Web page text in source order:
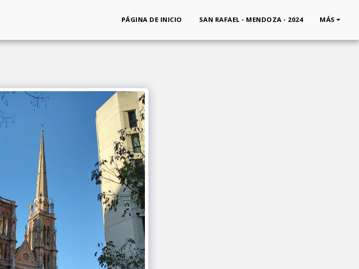
PÁGINA DE INICIO SAN RAFAEL - MENDOZA - 2024 MÁS